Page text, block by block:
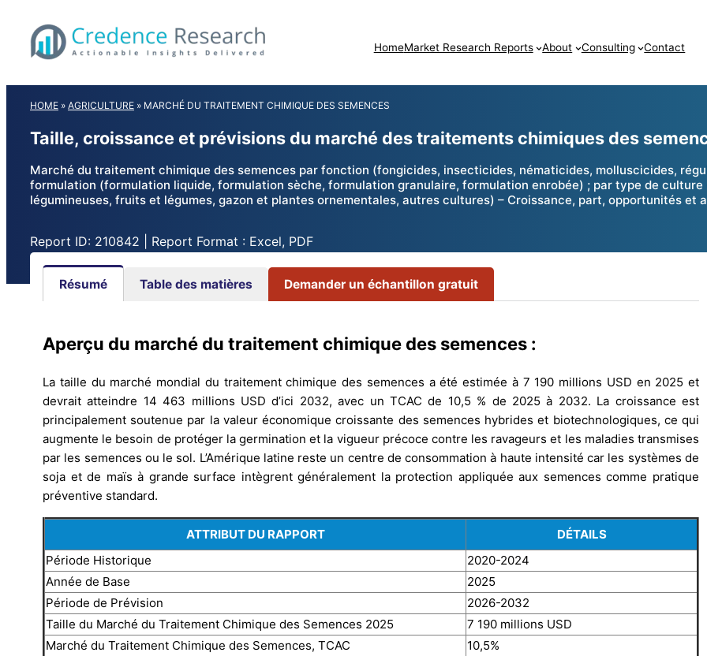
content
HomeMarket Research Reports About Consulting Contact
HOME » AGRICULTURE » MARCHÉ DU TRAITEMENT CHIMIQUE DES SEMENCES
Taille, croissance et prévisions du marché des traitements chimiques des
Marché du traitement chimique des semences par fonction (fongicides, insecticides, nématicides, molluscicides,
formulation (formulation liquide, formulation sèche, formulation granulaire, formulation enrobée) ; par type de
légumineuses, fruits et légumes, gazon et plantes ornementales, autres cultures) – Croissance, part, opportunités et
Report ID: 210842 | Report Format : Excel, PDF
Résumé Table des matières Demander un échantillon gratuit
Aperçu du marché du traitement chimique des semences :
La taille du marché mondial du traitement chimique des semences a été estimée à 7 190 millions USD en 2025 et
devrait atteindre 14 463 millions USD d’ici 2032, avec un TCAC de 10,5 % de 2025 à 2032. La croissance est
principalement soutenue par la valeur économique croissante des semences hybrides et biotechnologiques, ce qui
augmente le besoin de protéger la germination et la vigueur précoce contre les ravageurs et les maladies transmises
par les semences ou le sol. L’Amérique latine reste un centre de consommation à haute intensité car les systèmes de
soja et de maïs à grande surface intègrent généralement la protection appliquée aux semences comme pratique
préventive standard.
ATTRIBUT DU RAPPORT
DÉTAILS
Période Historique
2020-2024
Année de Base
2025
Période de Prévision
2026-2032
Taille du Marché du Traitement Chimique des Semences 2025
7 190 millions USD
Marché du Traitement Chimique des Semences, TCAC
10,5%